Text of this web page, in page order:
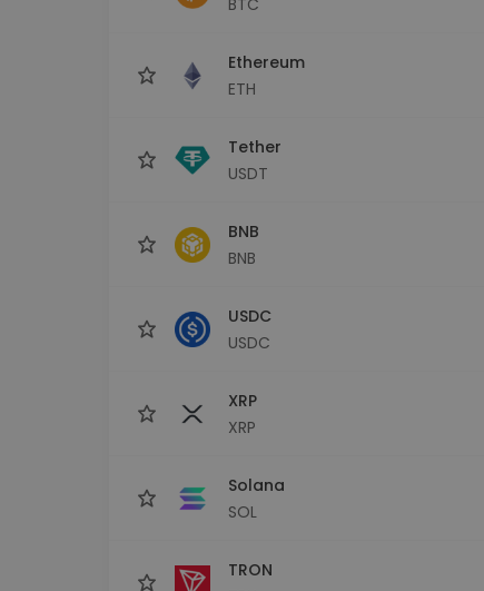
Ethereum
ETH
Tether
USDT
BNB
BNB
USDC
USDC
XRP
XRP
Solana
SOL
TRON